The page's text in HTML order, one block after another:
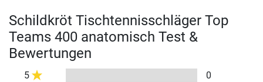
Schildkröt Tischtennisschläger Top
Teams 400 anatomisch Test &
Bewertungen
5
0